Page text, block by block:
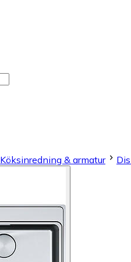
Köksinredning & armatur